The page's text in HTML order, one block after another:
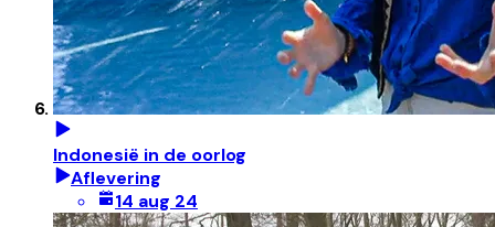
Indonesië in de oorlog
Aflevering
14 aug 24